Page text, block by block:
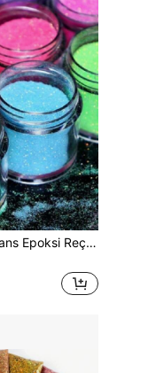
10 Şişe Parlak İridisans Epoksi Reçine Sim Seti İnce Simli Reçine, Işıltılı Epoksi Reçine Pigment Tozu Çok Renkli Dolgu Maddeleri, DIY El Sanatları, Takı ve Epoksi Reçine Shaker Dolgusu İçin